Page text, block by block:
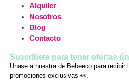
Alquiler
Nosotros
Blog
Contacto
Suscríbete para tener ofertas
Únase a nuestra de Bebeeco para
promociones exclusivas 👀.